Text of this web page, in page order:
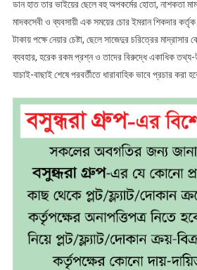
ডান হাত তার ভাইয়ের ছেলে বহু অপকর্মের হোতা, নাশকতা
মাদকসেবী ও ব্যবসায়ী এক সময়ের চোর ইমরান শিকদার কর্তৃক
টাকায় পক্ষে নেয়ার চেষ্টা, ছেলে সাজেদুর চরিত্রের
ব্যবহার, হরেক রকম প্রশ্ন ও তাদের বিরুদ্ধে একাধিক
যাচাই-বাছাই শেষে পরবর্তীতে ধারাবাহিক ভাবে প্রচার করা